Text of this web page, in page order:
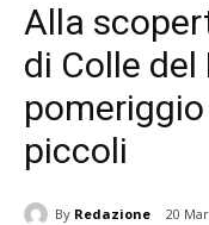
Alla
di Colle del
piccoli
By Redazione 20